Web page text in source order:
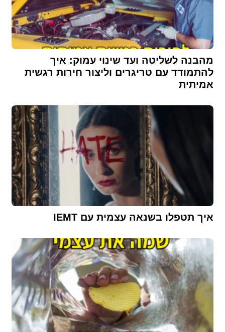
מהבנה לשליטה ועד שינוי עמוק: איך
להתמודד עם טריגרים וליצור חירות רגשית
אמיתית
איך תטפלו בשנאה עצמית עם IEMT